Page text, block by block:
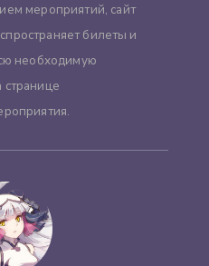
мероприятий, сайт
билеты и
необходимую